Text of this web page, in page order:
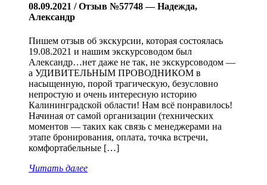
08.09.2021 / Отзыв №57748 — Надежда,
Александр
Пишем отзыв об экскурсии, которая состоялась
19.08.2021 и нашим экскурсоводом был
Александр…нет даже не так, не экскурсоводом —
а УДИВИТЕЛЬНЫМ ПРОВОДНИКОМ в
насыщенную, порой трагическую, безусловно
непростую и очень интересную историю
Калининградской области! Нам всё понравилось!
Начиная от самой организации (технических
моментов — таких как связь с менеджерами на
этапе бронирования, оплата, точка встречи,
комфортабельные […]
Читать далее